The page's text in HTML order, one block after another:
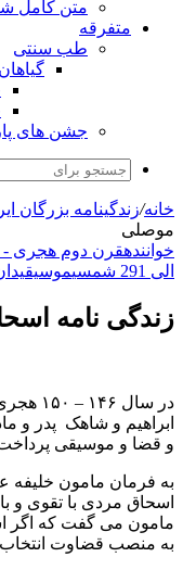
متن کامل
متفرقه
طب سنتی
جشن های
خانه/زندگینامه بزرگان
موصلی
خوانندهقرن دوم هجری - 97 الی 194 شمسی
الی 291 شمسی
زندگی نامه
در
ابراهیم و شاهک پدر و
و قضا و موسیقی
به فرمان مامون خلیفه
اسحاق مردی با تقوی و
مامون می گفت که اگر
به منصب قضاوت